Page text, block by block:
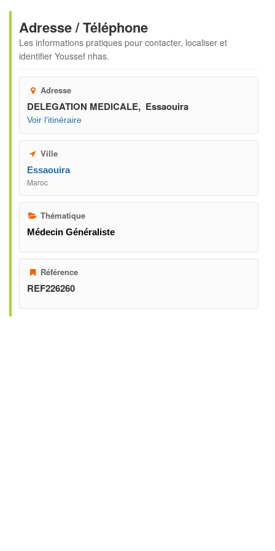
Adresse / Téléphone
Les informations pratiques pour contacter, localiser et
identifier Youssef nhas.
Adresse
DELEGATION MEDICALE, Essaouira
Voir l'itinéraire
Ville
Essaouira
Maroc
Thématique
Médecin Généraliste
Référence
REF226260